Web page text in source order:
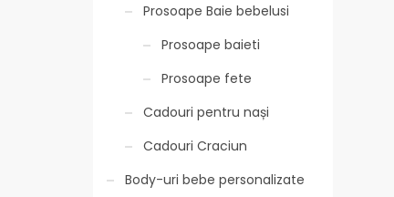
Prosoape Baie bebelusi
Prosoape baieti
Prosoape fete
Cadouri pentru nași
Cadouri Craciun
Body-uri bebe personalizate